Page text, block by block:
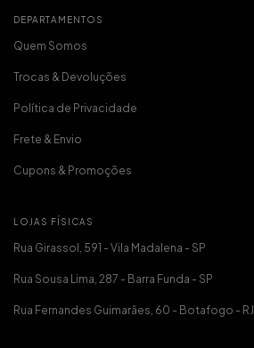
DEPARTAMENTOS
Quem Somos
Trocas & Devoluções
Política de Privacidade
Frete & Envio
Cupons & Promoções
LOJAS FÍSICAS
Rua Girassol, 591 - Vila Madalena - SP
Rua Sousa Lima, 287 - Barra Funda - SP
Rua Fernandes Guimarães, 60 - Botafogo - RJ